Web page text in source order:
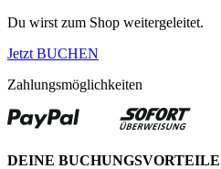
Du wirst zum Shop weitergeleitet.
Jetzt BUCHEN
Zahlungsmöglichkeiten
DEINE BUCHUNGSVORTEILE